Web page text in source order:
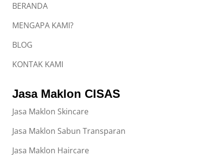
BERANDA
MENGAPA KAMI?
BLOG
KONTAK KAMI
Jasa Maklon CISAS
Jasa Maklon Skincare
Jasa Maklon Sabun Transparan
Jasa Maklon Haircare